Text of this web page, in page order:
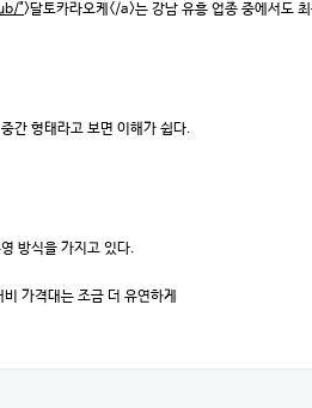
">달토카라오케</a>는 강남 유흥 업종 중에서도
간 형태라고 보면 이해가 쉽다.
방식을 가지고 있다.
가격대는 조금 더 유연하게